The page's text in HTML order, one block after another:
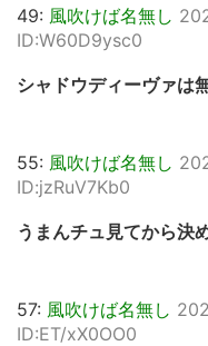
49: 風吹けば名無し
ID:W60D9ysc0
シャドウディーヴァは
55: 風吹けば名無し
ID:jzRuV7Kb0
うまんチュ見てから決
57: 風吹けば名無し
ID:ET/xX0OO0